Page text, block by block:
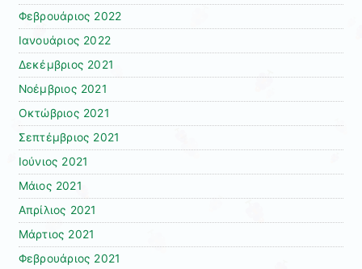
Φεβρουάριος 2022
Ιανουάριος 2022
Δεκέμβριος 2021
Νοέμβριος 2021
Οκτώβριος 2021
Σεπτέμβριος 2021
Ιούνιος 2021
Μάιος 2021
Απρίλιος 2021
Μάρτιος 2021
Φεβρουάριος 2021